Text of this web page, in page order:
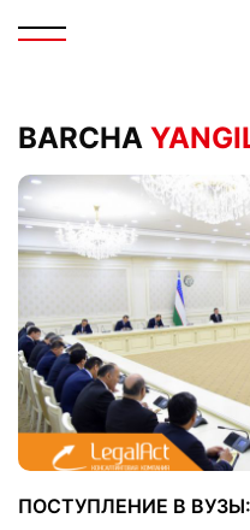
BARCHA
ПОСТУПЛЕНИЕ В